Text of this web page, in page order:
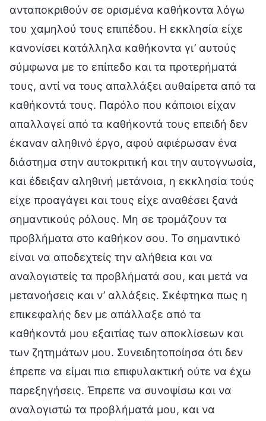
ανταποκριθούν σε ορισμένα καθήκοντα λόγω
του χαμηλού τους επιπέδου. Η εκκλησία είχε
κανονίσει κατάλληλα καθήκοντα γι’ αυτούς
σύμφωνα με το επίπεδο και τα προτερήματά
τους, αντί να τους απαλλάξει αυθαίρετα από τα
καθήκοντά τους. Παρόλο που κάποιοι είχαν
απαλλαγεί από τα καθήκοντά τους επειδή δεν
έκαναν αληθινό έργο, αφού αφιέρωσαν ένα
διάστημα στην αυτοκριτική και την αυτογνωσία,
και έδειξαν αληθινή μετάνοια, η εκκλησία τούς
είχε προαγάγει και τους είχε αναθέσει ξανά
σημαντικούς ρόλους. Μη σε τρομάζουν τα
προβλήματα στο καθήκον σου. Το σημαντικό
είναι να αποδεχτείς την αλήθεια και να
αναλογιστείς τα προβλήματά σου, και μετά να
μετανοήσεις και ν’ αλλάξεις. Σκέφτηκα πως η
επικεφαλής δεν με απάλλαξε από τα
καθήκοντά μου εξαιτίας των αποκλίσεων και
των ζητημάτων μου. Συνειδητοποίησα ότι δεν
έπρεπε να είμαι πια επιφυλακτική ούτε να έχω
παρεξηγήσεις. Έπρεπε να συνοψίσω και να
αναλογιστώ τα προβλήματά μου, και να